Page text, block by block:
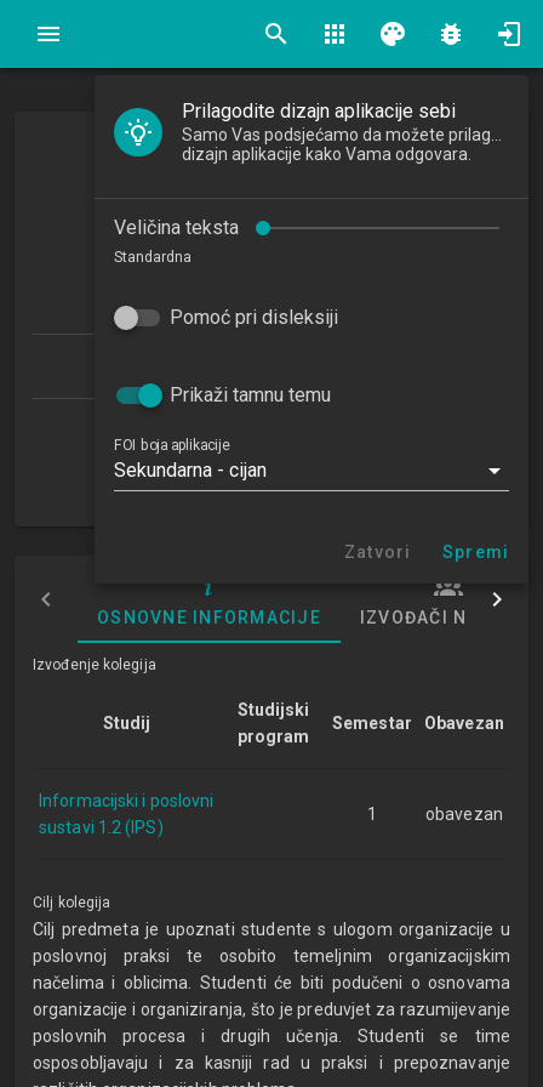
search apps palette bug_report
Organizacija
Organization
2022/2023
ZP
OSNOVNE INFORMACIJE IZVOĐAČI NASTAVE
Izvođenje kolegija
Studij
Studijski
program
Semestar Obavezan
Informacijski i poslovni
sustavi 1.2 (IPS)
1 obavezan
Cilj kolegija
Cilj predmeta je upoznati studente s ulogom organizacije u
poslovnoj praksi te osobito temeljnim organizacijskim
načelima i oblicima. Studenti će biti podučeni o osnovama
organizacije i organiziranja, što je preduvjet za razumijevanje
poslovnih procesa i drugih učenja. Studenti se time
osposobljavaju i za kasniji rad u praksi i prepoznavanje
Prilagodite dizajn aplikacije sebi
dizajn aplikacije kako Vama odgovara.
Veličina teksta
Standardna
Pomoć pri disleksiji
Prikaži tamnu temu
FOI boja aplikacije
Sekundarna - cijan
Zatvori Spremi